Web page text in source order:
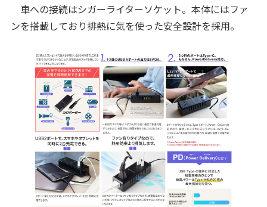
車への接続はシガーライターソケット。本体にはファ
ンを搭載しており排熱に気を使った安全設計を採用。